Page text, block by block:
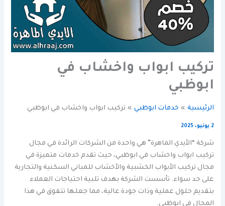
تركيب ابواب واخشاب في
ابوظبي
الرئيسية خدمات ابوظبي تركيب ابواب واخشاب في ابوظبي
2 يونيو، 2025
شركة “الأيدي الماهرة” هي واحدة من الشركات الرائدة في مجال
تركيب ابواب واخشاب في ابوظبي، حيث تقدم خدمات متميزة في
مجال تركيب الأبواب الخشبية والأخشاب للمباني السكنية والتجارية
على حد سواء. تأسست الشركة بهدف تلبية احتياجات العملاء
بتقديم حلول عملية وذات جودة عالية، مما جعلها تتفوق في هذا
المجال في ابوظبي.